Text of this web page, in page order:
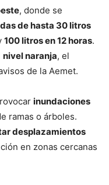
, donde se
de hasta 30 litros
100 litros en 12 horas.
nivel naranja, el
de la Aemet.
inundaciones
ramas o árboles.
desplazamientos
en zonas cercanas